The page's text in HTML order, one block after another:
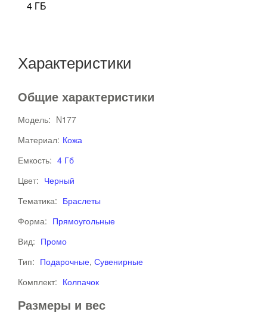
4 ГБ
Характеристики
Общие характеристики
Модель: N177
Материал: Кожа
Емкость: 4 Гб
Цвет: Черный
Тематика: Браслеты
Форма: Прямоугольные
Вид: Промо
Тип: Подарочные, Сувенирные
Комплект: Колпачок
Размеры и вес